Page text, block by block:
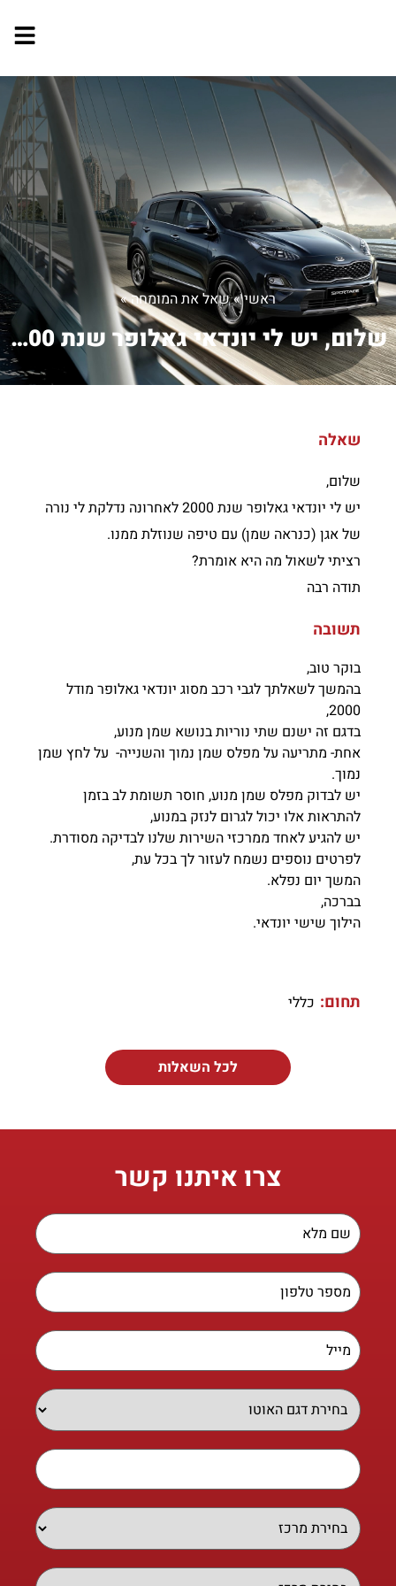
ראשי»שאל את המומחה»
שלום, יש לי יונדאי גאלופר שנת 2000 ל...
שאלה
שלום,
יש לי יונדאי גאלופר שנת 2000 לאחרונה נדלקת לי נורה
של אגן (כנראה שמן) עם טיפה שנוזלת ממנו.
רציתי לשאול מה היא אומרת?
תודה רבה
תשובה
בוקר טוב,
בהמשך לשאלתך לגבי רכב מסוג יונדאי גאלופר מודל
2000,
בדגם זה ישנם שתי נוריות בנושא שמן מנוע,
אחת- מתריעה על מפלס שמן נמוך והשנייה- על לחץ שמן
נמוך.
יש לבדוק מפלס שמן מנוע, חוסר תשומת לב בזמן
להתראות אלו יכול לגרום לנזק במנוע,
יש להגיע לאחד ממרכזי השירות שלנו לבדיקה מסודרת.
לפרטים נוספים נשמח לעזור לך בכל עת,
המשך יום נפלא.
בברכה,
הילוך שישי יונדאי.
תחום: כללי
לכל השאלות
צרו איתנו קשר